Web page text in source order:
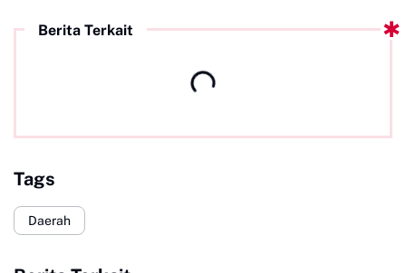
Berita Terkait
Tags
Daerah